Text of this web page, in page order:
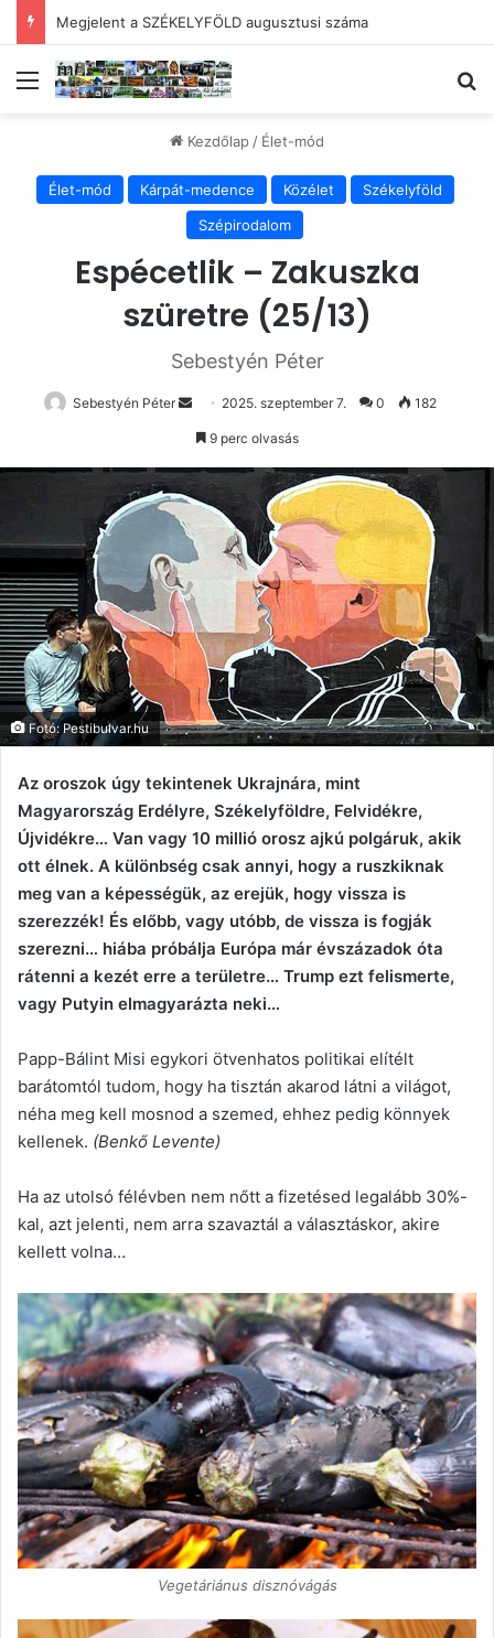
SZÉKELYMUZSNA – Dicsértessék, „plébános úr”!
Menü
Kezdőlap/ Élet-mód
Élet-mód Kárpát-medence Közélet
Székelyföld
Szépirodalom
Espécetlik – Zakuszka
szüretre (25/13)
Sebestyén Péter
Sebestyén Péter
Send
an
2025. szeptember 7. 0 182
9 perc olvasás
Fotó: Pestibulvar.hu
Az oroszok úgy tekintenek Ukrajnára, mint
Magyarország Erdélyre, Székelyföldre, Felvidékre,
Újvidékre… Van vagy 10 millió orosz ajkú polgáruk, akik
ott élnek. A különbség csak annyi, hogy a ruszkiknak
meg van a képességük, az erejük, hogy vissza is
szerezzék! És előbb, vagy utóbb, de vissza is fogják
szerezni… hiába próbálja Európa már évszázadok óta
rátenni a kezét erre a területre… Trump ezt felismerte,
vagy Putyin elmagyarázta neki…
Papp-Bálint Misi egykori ötvenhatos politikai elítélt
barátomtól tudom, hogy ha tisztán akarod látni a világot,
néha meg kell mosnod a szemed, ehhez pedig könnyek
kellenek. (Benkő Levente)
Ha az utolsó félévben nem nőtt a fizetésed legalább 30%-
kal, azt jelenti, nem arra szavaztál a választáskor, akire
kellett volna…
Vegetáriánus disznóvágás